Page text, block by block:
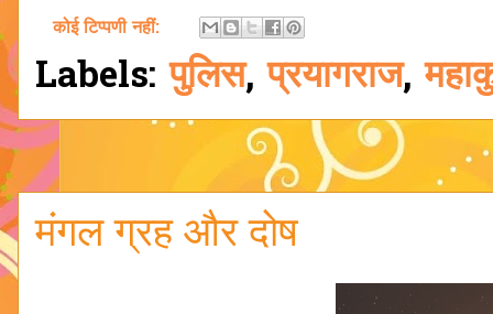
कोई टिप्पणी नहीं:
Labels:पुलिस,प्रयागराज,
मंगल ग्रह और दोष